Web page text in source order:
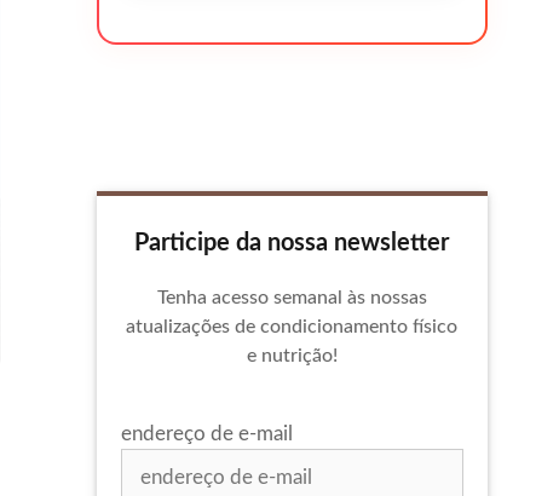
Participe da nossa newsletter
Tenha acesso semanal às nossas
atualizações de condicionamento físico
e nutrição!
endereço de e-mail